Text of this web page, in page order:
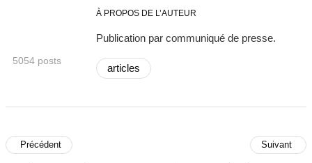
5054 posts
À PROPOS DE L’AUTEUR
Publication par communiqué de presse.
articles
Précédent Suivant